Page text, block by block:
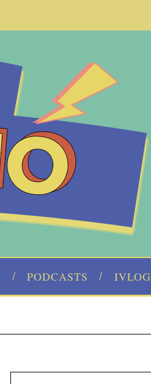
PODCASTS IVLOG